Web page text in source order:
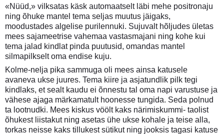
«Nüüd,» vilksatas käsk automaatselt läbi mehe positronaju
ning õhuke mantel tema seljas muutus jäigaks,
moodustades algelise purilennuki. Sujuvalt hõljudes ületas
mees sajameetrise vahemaa vastasmajani ning kohe kui
tema jalad kindlat pinda puutusid, omandas mantel
silmapilkselt oma endise kuju.
Kolme-nelja pika sammuga oli mees ainsa katusele
avaneva ukse juures. Tema kiire ja asjatundlik pilk tegi
kindlaks, et sealt kaudu ei õnnestu tal oma napi varustuse ja
vähese ajaga märkamatult hoonesse tungida. Seda polnud
ta lootnudki. Mees kiskus vöölt kaks närimiskummi- taolist
õhukest liistakut ning asetas ühe ukse kohale ja teise alla,
torkas neisse kaks tillukest sütikut ning jooksis tagasi katuse